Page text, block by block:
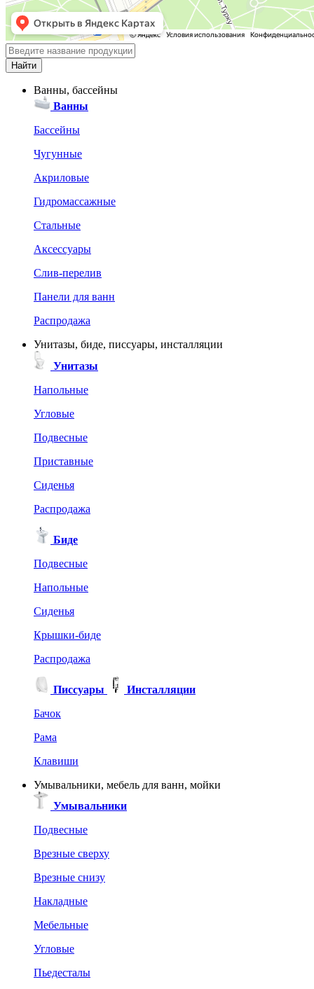
Ванны, бассейны
Ванны
Бассейны
Чугунные
Акриловые
Гидромассажные
Стальные
Аксессуары
Слив-перелив
Панели для ванн
Распродажа
Унитазы, биде, писсуары, инсталляции
Унитазы
Напольные
Угловые
Подвесные
Приставные
Сиденья
Распродажа
Биде
Подвесные
Напольные
Сиденья
Крышки-биде
Распродажа
Писсуары
Инсталляции
Бачок
Рама
Клавиши
Умывальники, мебель для ванн, мойки
Умывальники
Подвесные
Врезные сверху
Врезные снизу
Накладные
Мебельные
Угловые
Пьедесталы